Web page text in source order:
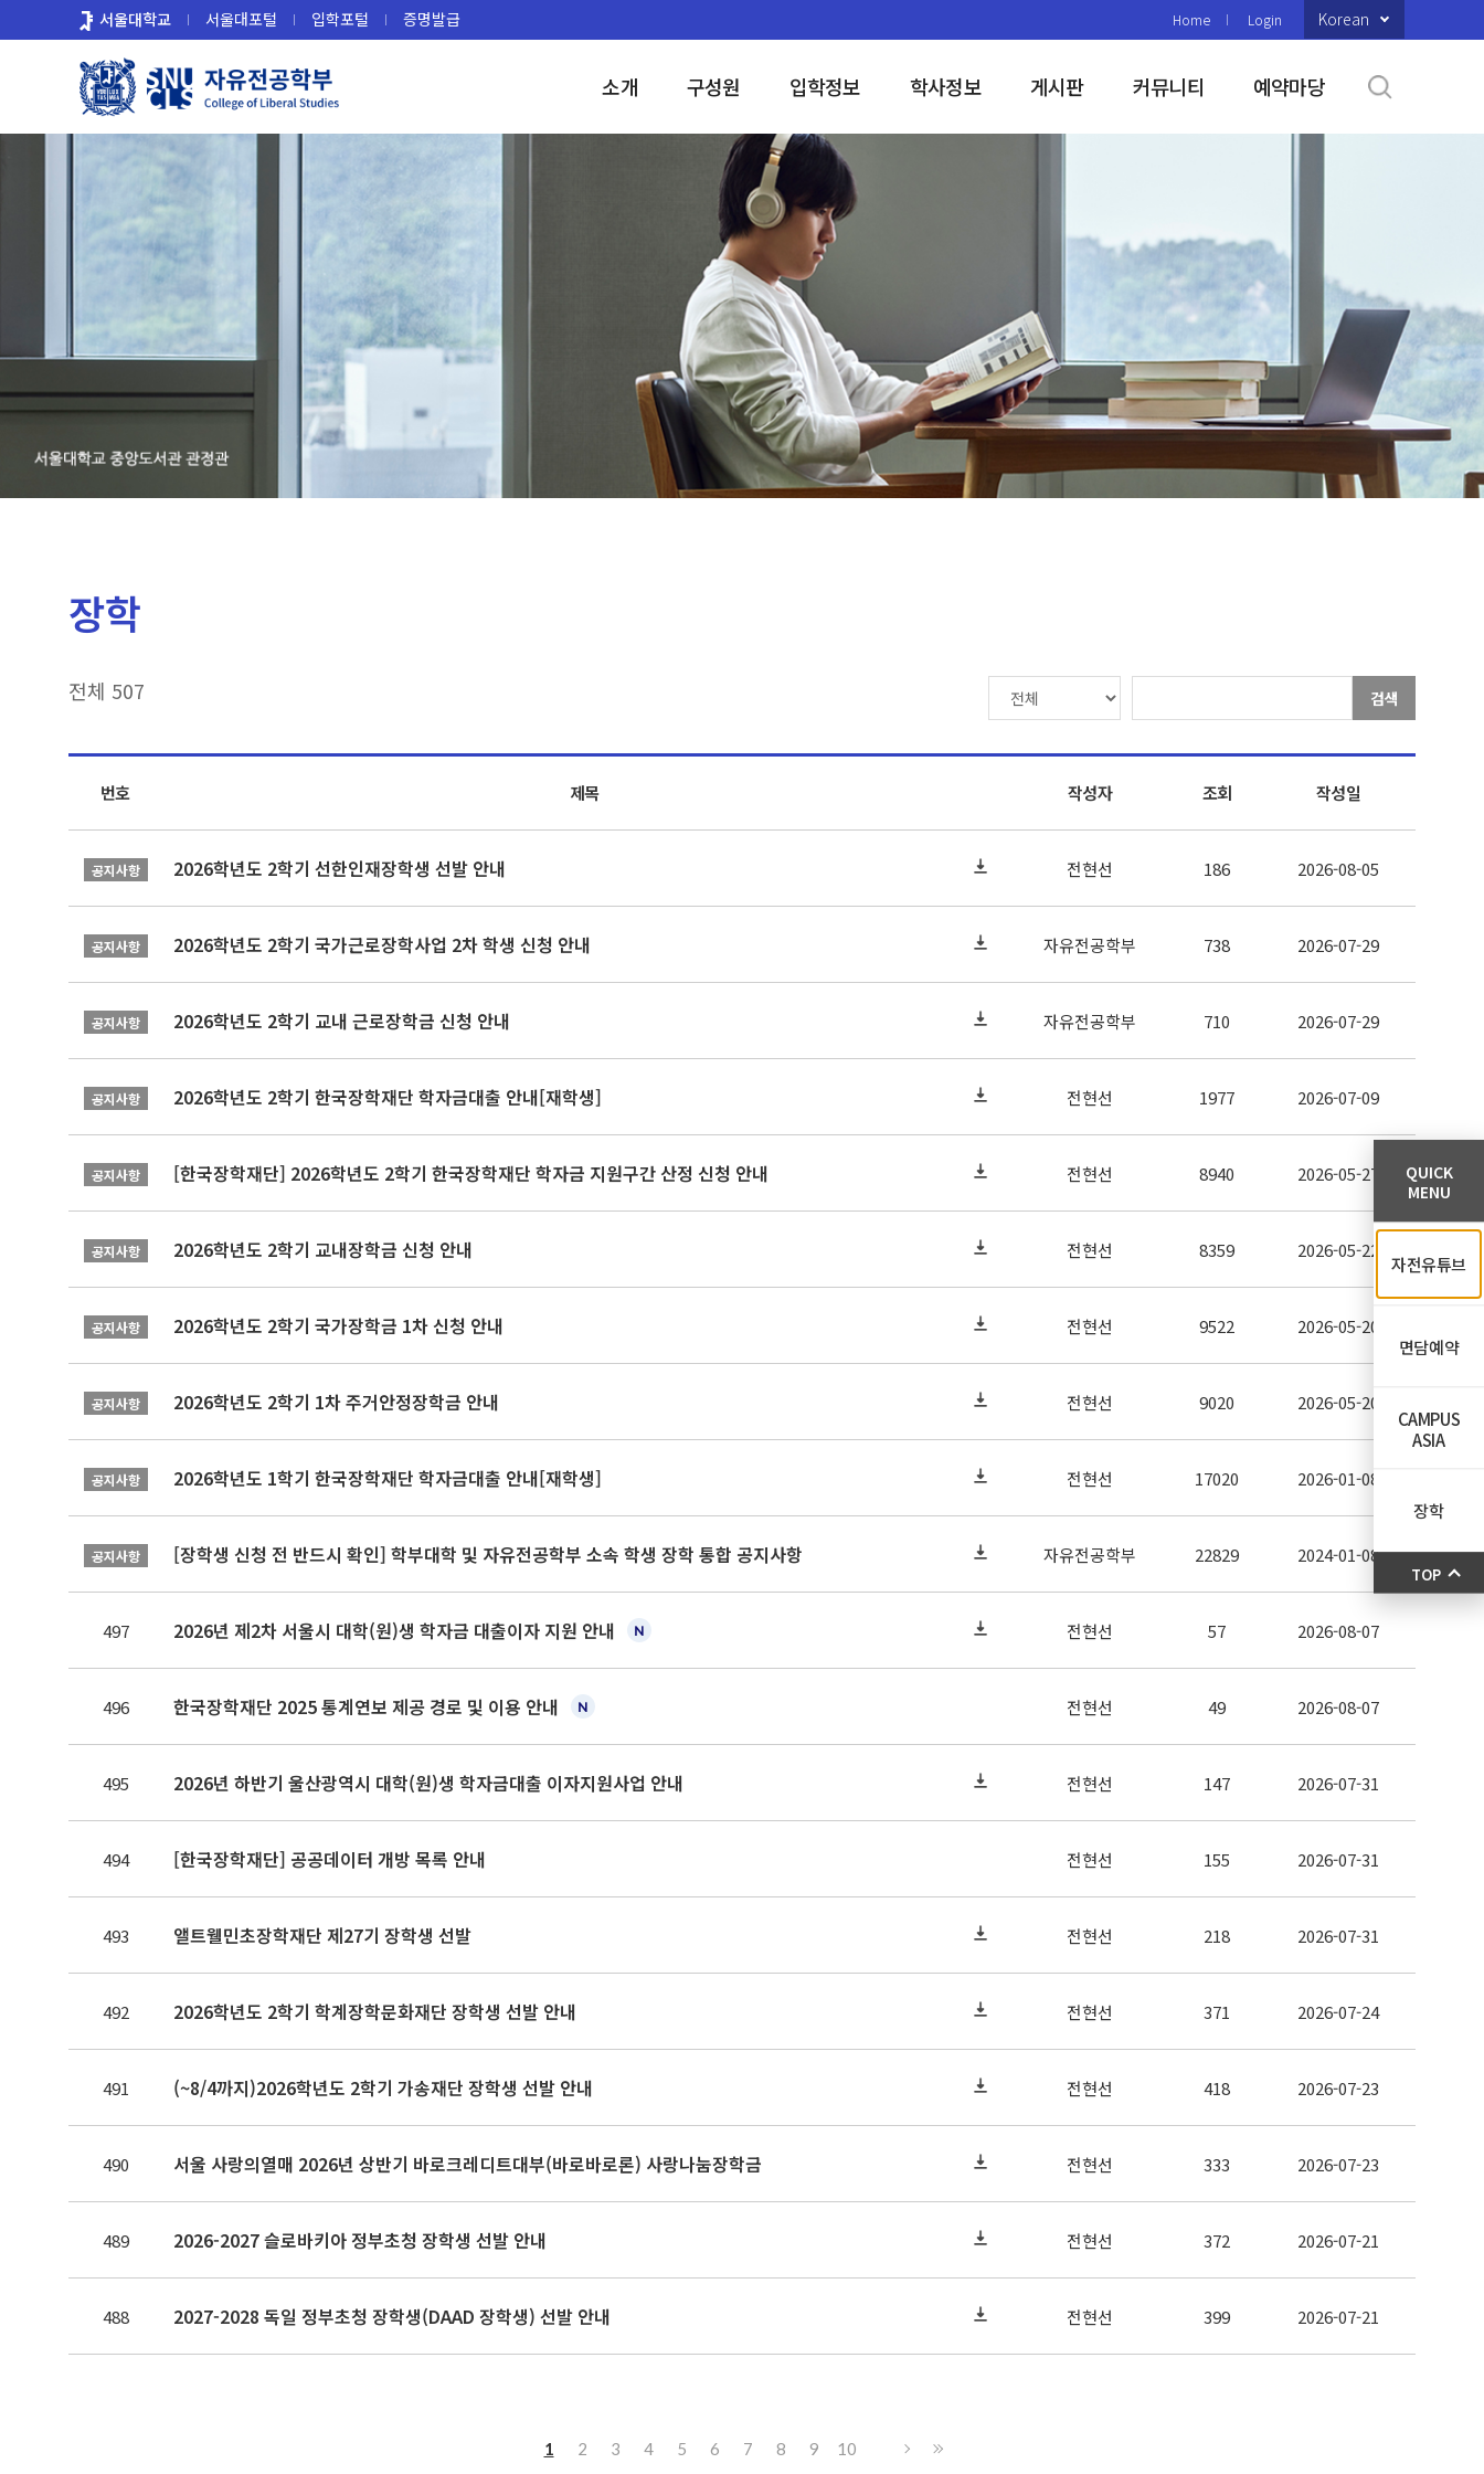
로
서울대학교 서울대포털 입학포털 증명발급 Home Login Korean
소개 구성원 입학정보 학사정보 게시판 커뮤니티 예약마당
장학
전체 507 검색
번호 제목 작성자 조회 작성일
공지사항 2026학년도 2학기 선한인재장학생 선발 안내 전현선 186 2026-08-05
공지사항 2026학년도 2학기 국가근로장학사업 2차 학생 신청 안내 자유전공학부 738 2026-07-29
공지사항 2026학년도 2학기 교내 근로장학금 신청 안내 자유전공학부 710 2026-07-29
공지사항 2026학년도 2학기 한국장학재단 학자금대출 안내[재학생] 전현선 1977 2026-07-09
공지사항 [한국장학재단] 2026학년도 2학기 한국장학재단 학자금 지원구간 산정 신청 안내 전현선 8940 2026-05-27
공지사항 2026학년도 2학기 교내장학금 신청 안내 전현선 8359 2026-05-22
공지사항 2026학년도 2학기 국가장학금 1차 신청 안내 전현선 9522 2026-05-20
공지사항 2026학년도 2학기 1차 주거안정장학금 안내 전현선 9020 2026-05-20
공지사항 2026학년도 1학기 한국장학재단 학자금대출 안내[재학생] 전현선 17020 2026-01-08
공지사항 [장학생 신청 전 반드시 확인] 학부대학 및 자유전공학부 소속 학생 장학 통합 공지사항 자유전공학부 22829 2024-01-08
497 2026년 제2차 서울시 대학(원)생 학자금 대출이자 지원 안내 전현선 57 2026-08-07
496 한국장학재단 2025 통계연보 제공 경로 및 이용 안내 전현선 49 2026-08-07
495 2026년 하반기 울산광역시 대학(원)생 학자금대출 이자지원사업 안내 전현선 147 2026-07-31
494 [한국장학재단] 공공데이터 개방 목록 안내 전현선 155 2026-07-31
493 앨트웰민초장학재단 제27기 장학생 선발 전현선 218 2026-07-31
492 2026학년도 2학기 학계장학문화재단 장학생 선발 안내 전현선 371 2026-07-24
491 (~8/4까지)2026학년도 2학기 가송재단 장학생 선발 안내 전현선 418 2026-07-23
490 서울 사랑의열매 2026년 상반기 바로크레디트대부(바로바로론) 사랑나눔장학금 전현선 333 2026-07-23
489 2026-2027 슬로바키아 정부초청 장학생 선발 안내 전현선 372 2026-07-21
488 2027-2028 독일 정부초청 장학생(DAAD 장학생) 선발 안내 전현선 399 2026-07-21
1 2 3 4 5 6 7 8 9 10
QUICK
MENU
자전유튜브
면담예약
CAMPUS
ASIA
장학
TOP